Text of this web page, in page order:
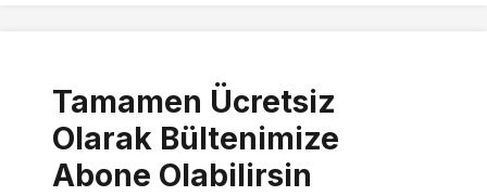
Tamamen Ücretsiz
Olarak Bültenimize
Abone Olabilirsin